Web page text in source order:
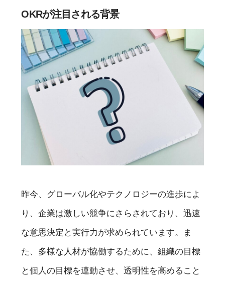
OKRが注目される背景
昨今、グローバル化やテクノロジーの進歩によ
り、企業は激しい競争にさらされており、迅速
な意思決定と実行力が求められています。ま
た、多様な人材が協働するために、組織の目標
と個人の目標を連動させ、透明性を高めること